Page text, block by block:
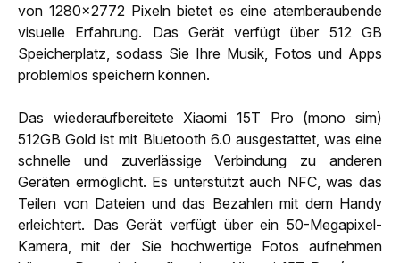
von 1280x2772 Pixeln bietet es eine atemberaubende
visuelle Erfahrung. Das Gerät verfügt über 512 GB
Speicherplatz, sodass Sie Ihre Musik, Fotos und Apps
problemlos speichern können.
Das wiederaufbereitete Xiaomi 15T Pro (mono sim)
512GB Gold ist mit Bluetooth 6.0 ausgestattet, was eine
schnelle und zuverlässige Verbindung zu anderen
Geräten ermöglicht. Es unterstützt auch NFC, was das
Teilen von Dateien und das Bezahlen mit dem Handy
erleichtert. Das Gerät verfügt über ein 50-Megapixel-
Kamera, mit der Sie hochwertige Fotos aufnehmen